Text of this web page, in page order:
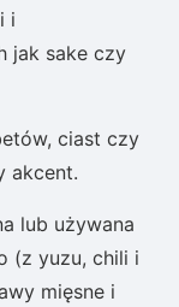
i
jak sake czy
ciast czy
akcent.
lub używana
(z yuzu, chili i
mięsne i